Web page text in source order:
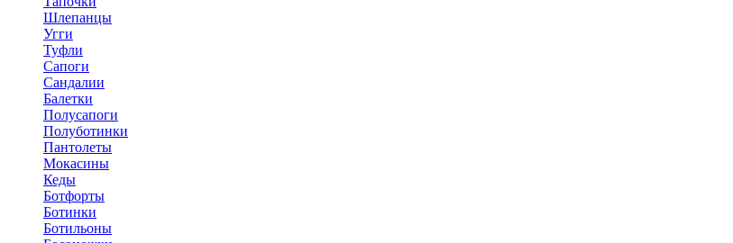
Шлепанцы
Угги
Туфли
Сапоги
Сандалии
Балетки
Полусапоги
Полуботинки
Пантолеты
Мокасины
Кеды
Ботфорты
Ботинки
Ботильоны